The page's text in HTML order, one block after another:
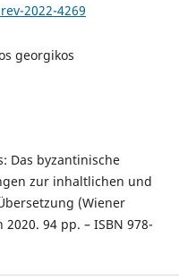
2022-4269
georgikos
Das byzantinische
zur inhaltlichen und
(Wiener
94 pp. – ISBN 978-